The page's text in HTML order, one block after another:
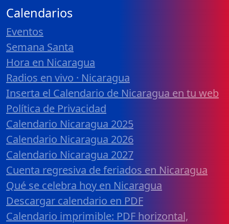
Calendarios
Eventos
Semana Santa
Hora en Nicaragua
Radios en vivo · Nicaragua
Inserta el Calendario de Nicaragua en tu web
Política de Privacidad
Calendario Nicaragua 2025
Calendario Nicaragua 2026
Calendario Nicaragua 2027
Cuenta regresiva de feriados en Nicaragua
Qué se celebra hoy en Nicaragua
Descargar calendario en PDF
Calendario imprimible: PDF horizontal,